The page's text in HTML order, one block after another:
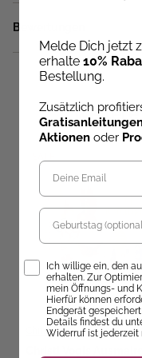
Bewertungen
Weitere
Christl Vogl
Melde Dich jetzt
erhalte 10%
Bestellung.
Zusätzlich
Aktionen oder
Geburtstag
Opt-InIch willige ein, den
erhalten. Zur
mein Öffnungs- und
Hierfür können
Endgerät
Details findest du
Widerruf ist jederzeit